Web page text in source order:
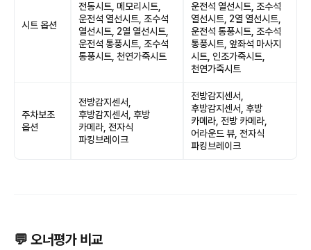
시트 옵션
전동시트, 메모리시트,
운전석 열선시트, 조수석
열선시트, 2열 열선시트,
운전석 통풍시트, 조수석
통풍시트, 천연가죽시트
운전석 열선시트, 조수석
열선시트, 2열 열선시트,
운전석 통풍시트, 조수석
통풍시트, 앞좌석 마사지
시트, 인조가죽시트,
천연가죽시트
주차보조
옵션
전방감지센서,
후방감지센서, 후방
카메라, 전자식
파킹브레이크
전방감지센서,
후방감지센서, 후방
카메라, 전방 카메라,
어라운드 뷰, 전자식
파킹브레이크
💬 오너평가 비교